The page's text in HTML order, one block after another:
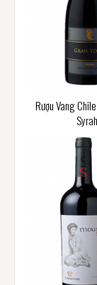
Rượu Vang
Syrah